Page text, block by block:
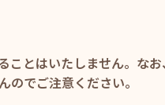
とはいたしません。な
のでご注意ください。